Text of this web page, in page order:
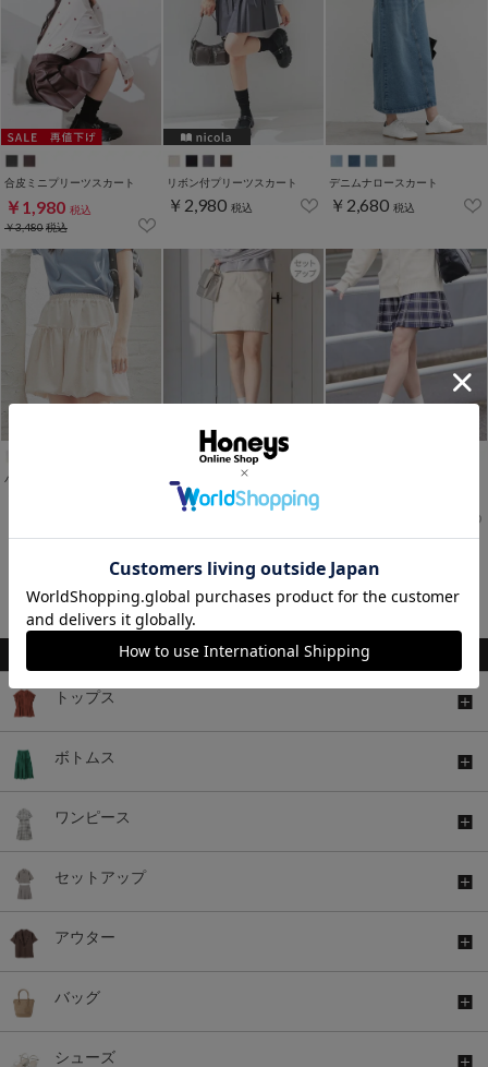
合皮ミニプリーツスカート
￥1,980 税込
￥3,480税込
リボン付プリーツスカート
￥2,980 税込
デニムナロースカート
￥2,680 税込
バルーンミニスカート ミニスカート
￥1,980 税込
1～12件 (全12件)
関連キーワード
トップス
ボトムス
ワンピース
セットアップ
アウター
バッグ
シューズ